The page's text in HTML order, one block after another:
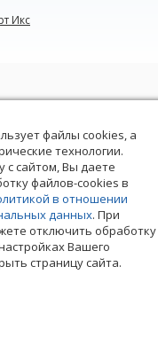
Икс
файлы cookies, а
технологии.
с сайтом, Вы даете
файлов-cookies в
в отношении
данных. При
отключить обработку
Вашего
страницу сайта.